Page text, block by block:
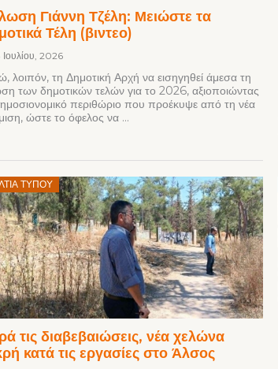
Γιάννη Τζέλη: Μειώστε τα
Τέλη (βιντεο)
Ιουλίου, 2026
λοιπόν, τη Δημοτική Αρχή να εισηγηθεί άμεσα τη
των δημοτικών τελών για το 2026, αξιοποιώντας
περιθώριο που προέκυψε από τη νέα
ώστε το όφελος να ...
ΤΎΠΟΥ
τις διαβεβαιώσεις, νέα χελώνα
κατά τις εργασίες στο Άλσος